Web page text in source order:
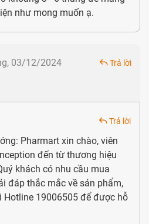
6.17mg
2.5mg
894.5mcg
750mcg
như mong muốn ạ.
03/12/2024 Trả lời
Trả lời
Pharmart xin chào, viên
đến từ thương hiệu
khách có nhu cầu mua
đáp thắc mắc về sản phẩm,
Hotline 19006505 để được hỗ